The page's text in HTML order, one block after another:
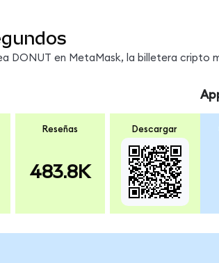
DONUT en MetaMask, la billetera cripto
Reseñas
483.8K
Descargar